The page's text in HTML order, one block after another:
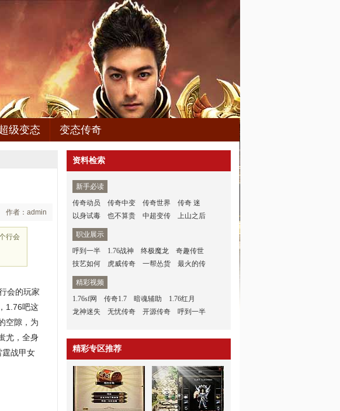
级变态 变态传奇
作者：admin
行会
会的玩家
1.76吧这
空隙，为
尤，全身
霆战甲女
资料检索
新手必读
传奇动员
传奇中变 传奇世界
传奇 迷
以身试毒
也不算贵 中超变传 上山之后
职业展示
呼到一半
1.76战神 终极魔龙
奇趣传世
技艺如何
虎威传奇 一帮怂货 最火的传
精彩视频
1.76sf网
传奇1.7 暗魂辅助
1.76红月
龙神迷失
无忧传奇 开源传奇 呼到一半
精彩专区推荐